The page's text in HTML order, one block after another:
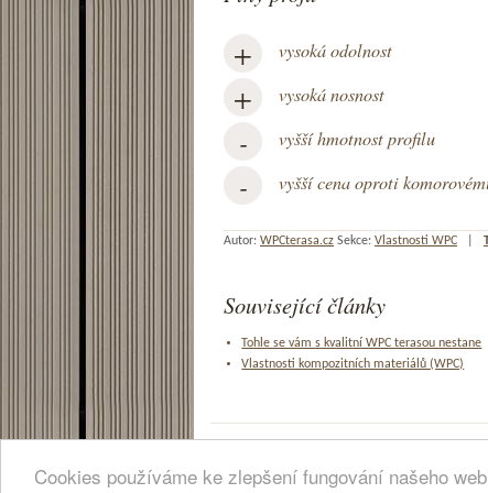
Cookies používáme ke zlepšení fungování našeho
+ vysoká odolnost
+ vysoká nosnost
- vyšší hmotnost profilu
- vyšší cena oproti
Autor: WPCterasa.cz Sekce: Vlastnosti WPC
Související články
Tohle se vám s kvalitní WPC terasou nestane
Vlastnosti kompozitních materiálů (WPC)